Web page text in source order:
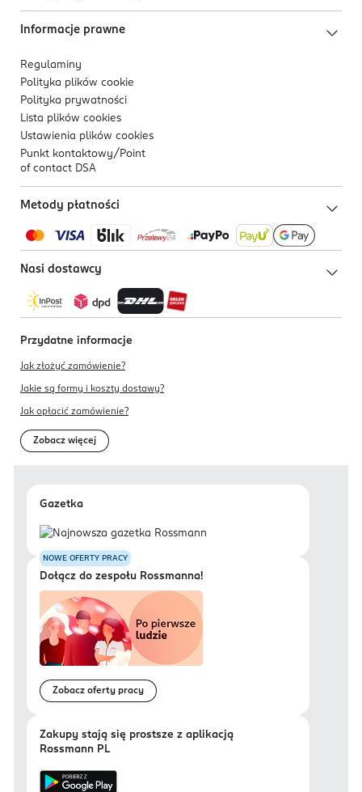
Informacje prawne
Regulaminy
Polityka plików cookie
Polityka prywatności
Lista plików cookies
Ustawienia plików cookies
Punkt kontaktowy/ Point
of contact DSA
Metody płatności
Nasi dostawcy
Przydatne informacje
Jak złożyć zamówienie?
Jakie są formy i koszty dostawy?
Jak opłacić zamówienie?
Zobacz więcej
Gazetka
NOWE OFERTY PRACY
Dołącz do zespołu Rossmanna!
Zobacz oferty pracy
Zakupy stają się prostsze z aplikacją
Rossmann PL